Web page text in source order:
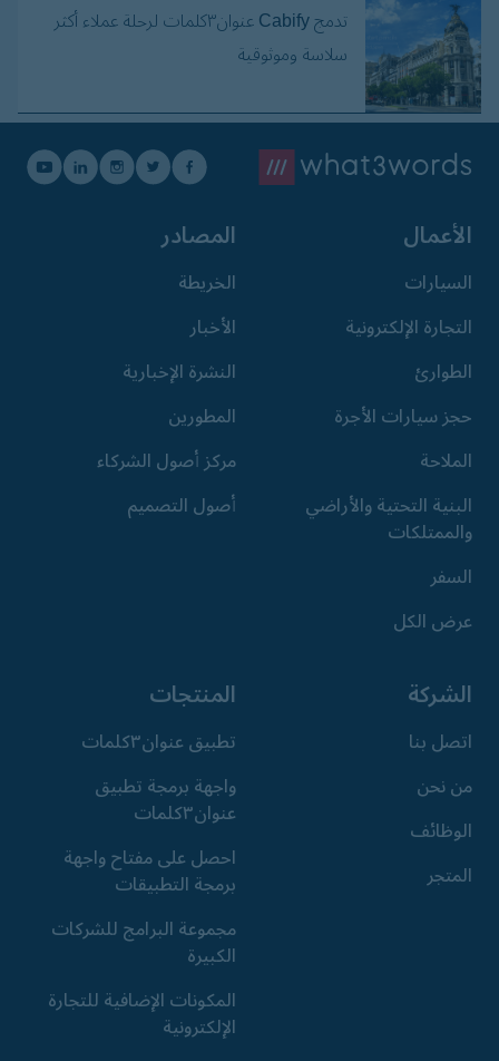
تدمج Cabify عنوان٣كلمات لرحلة عملاء أكثر
سلاسة وموثوقية
الأعمال
السيارات
التجارة الإلكترونية
الطوارئ
حجز سيارات الأجرة
الملاحة
البنية التحتية والأراضي
والممتلكات
السفر
عرض الكل
المصادر
الخريطة
الأخبار
النشرة الإخبارية
المطورين
مركز أصول الشركاء
أصول التصميم
الشركة
اتصل بنا
من نحن
الوظائف
المتجر
المنتجات
تطبيق عنوان٣كلمات
واجهة برمجة تطبيق
عنوان٣كلمات
احصل على مفتاح واجهة
برمجة التطبيقات
مجموعة البرامج للشركات
الكبيرة
المكونات الإضافية للتجارة
الإلكترونية